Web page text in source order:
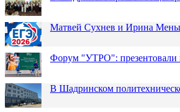
Матвей Сухнев и Ирина
Форум "УТРО":
В Шадринском